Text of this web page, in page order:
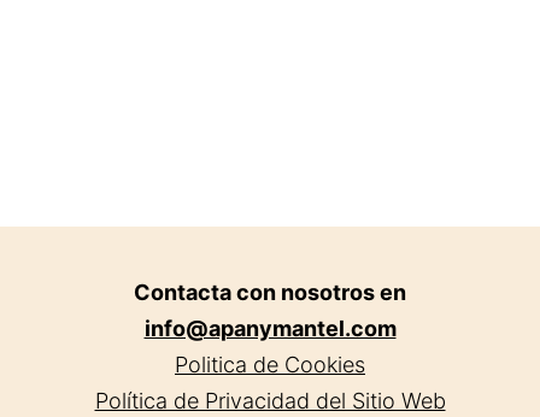
Contacta con nosotros en
info@apanymantel.com
Politica de Cookies
Política de Privacidad del Sitio Web